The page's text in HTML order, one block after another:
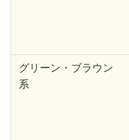
グリーン・ブラウン
系